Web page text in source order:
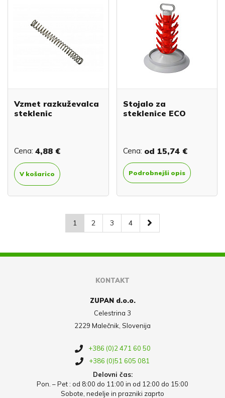
Vzmet razkuževalca
steklenic
Cena: 4,88 €
V košarico
Stojalo za
steklenice ECO
Cena: od 15,74 €
Podrobnejši opis
1 2 3 4
KONTAKT
ZUPAN d.o.o.
Celestrina 3
2229 Malečnik, Slovenija
+386 (0)2 471 60 50
+386 (0)51 605 081
Delovni čas:
Pon. – Pet : od 8:00 do 11:00 in od 12:00 do 15:00
Sobote, nedelje in prazniki zaprto